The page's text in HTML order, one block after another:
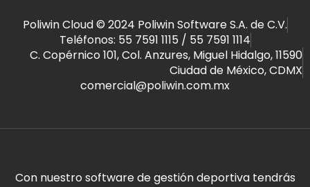
Poliwin Cloud ©️ 2024 Poliwin Software S.A. de C.V.
Teléfonos: 55 7591 1115 / 55 7591 1114
C. Copérnico 101, Col. Anzures, Miguel Hidalgo, 11590
Ciudad de México, CDMX
comercial@poliwin.com.mx
Con nuestro software de gestión deportiva tendrás